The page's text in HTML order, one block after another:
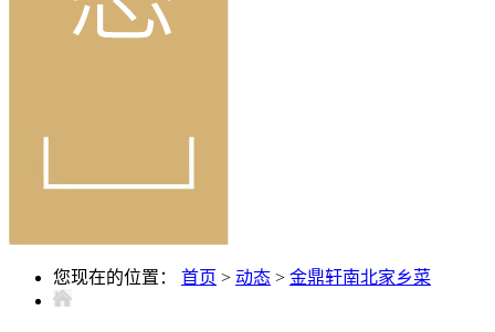
您现在的位置： 首页 > 动态 > 金鼎轩南北家乡菜